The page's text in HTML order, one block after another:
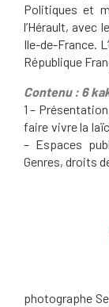
Politiques et
l’Hérault, avec
Ile-de-France.
République
Contenu : 6
1 –
faire vivre la
– Espaces
Genres, droits
photographe